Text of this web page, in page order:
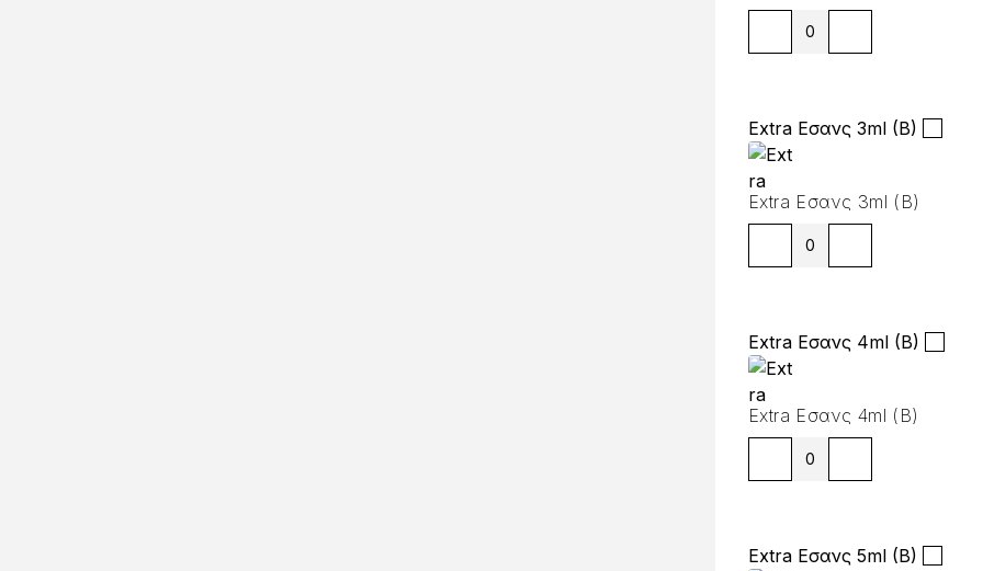
Extra Εσανς 3ml (B)
Extra Εσανς 3ml (B)
Extra Εσανς 4ml (B)
Extra Εσανς 4ml (B)
Extra Εσανς 5ml (B)